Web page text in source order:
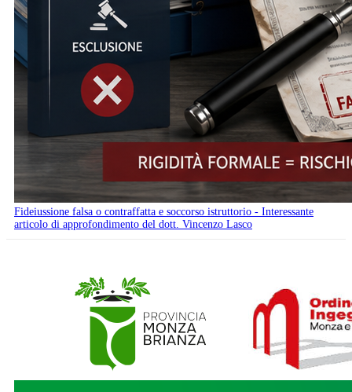
Fideiussione falsa o contraffatta e soccorso istruttorio - Interessante
articolo di approfondimento del dott. Vincenzo Lasco